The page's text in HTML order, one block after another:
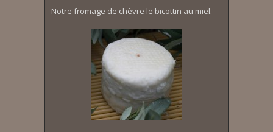
Notre fromage de chèvre le bicottin au miel.